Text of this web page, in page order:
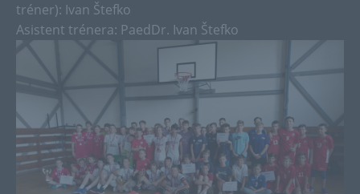
tréner): Ivan Štefko
Asistent trénera: PaedDr. Ivan Štefko